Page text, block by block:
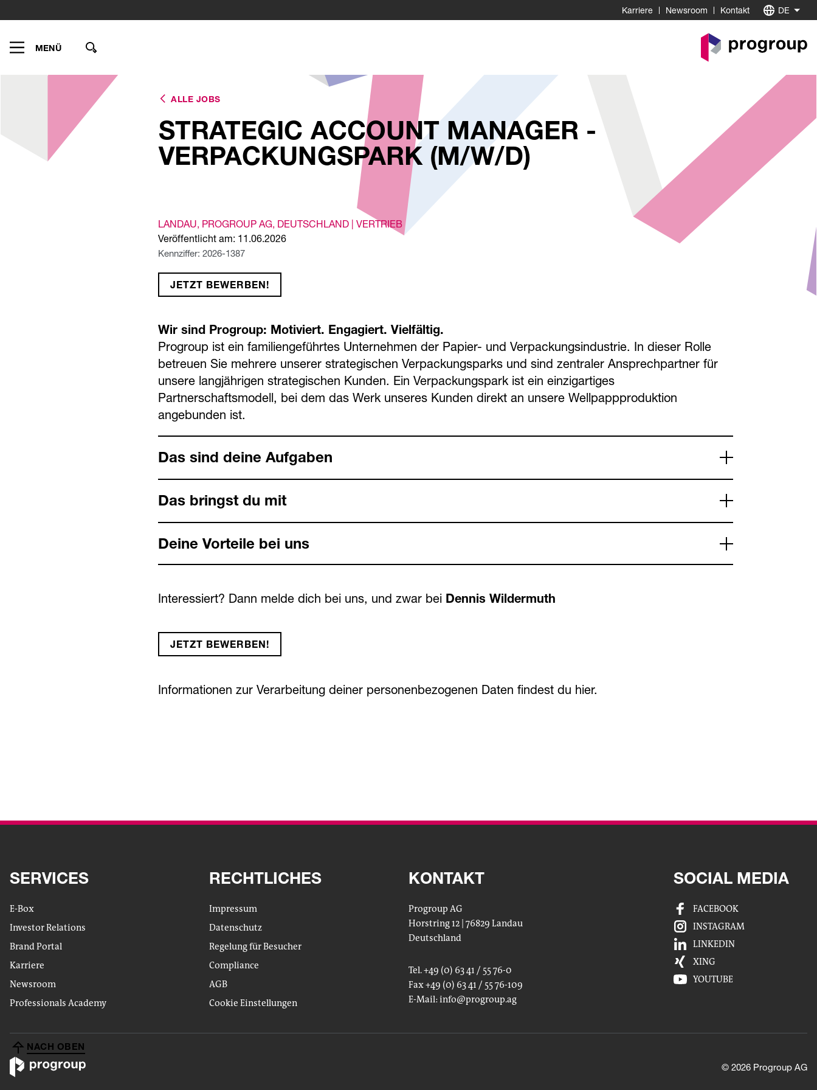
Karriere Newsroom Kontakt DE
MENÜ
to
Homepage
ALLE JOBS
STRATEGIC ACCOUNT MANAGER -
VERPACKUNGSPARK (M/W/D)
LANDAU, PROGROUP AG, DEUTSCHLAND | VERTRIEB
Veröffentlicht am: 11.06.2026
Kennziffer: 2026-1387
JETZT BEWERBEN!
Wir sind Progroup: Motiviert. Engagiert. Vielfältig.
Progroup ist ein familiengeführtes Unternehmen der Papier- und Verpackungsindustrie. In dieser Rolle
betreuen Sie mehrere unserer strategischen Verpackungsparks und sind zentraler Ansprechpartner für
unsere langjährigen strategischen Kunden. Ein Verpackungspark ist ein einzigartiges
Partnerschaftsmodell, bei dem das Werk unseres Kunden direkt an unsere Wellpappproduktion
angebunden ist.
Das sind deine Aufgaben
Das bringst du mit
Deine Vorteile bei uns
Interessiert? Dann melde dich bei uns, und zwar bei Dennis Wildermuth
JETZT BEWERBEN!
Informationen zur Verarbeitung deiner personenbezogenen Daten findest du hier.
NACH OBEN
SERVICES
E-Box
Investor Relations
Brand Portal
Karriere
Newsroom
Professionals Academy
RECHTLICHES
Impressum
Datenschutz
Regelung für Besucher
Compliance
AGB
Cookie Einstellungen
KONTAKT
Progroup AG
Horstring 12 | 76829 Landau
Deutschland
Tel. +49 (0) 63 41 / 55 76-0
Fax +49 (0) 63 41 / 55 76-109
E-Mail:info@progroup.ag
SOCIAL MEDIA
FACEBOOK
INSTAGRAM
LINKEDIN
XING
YOUTUBE
© 2026 Progroup AG